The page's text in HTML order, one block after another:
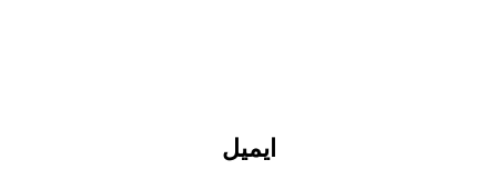
ایمیل